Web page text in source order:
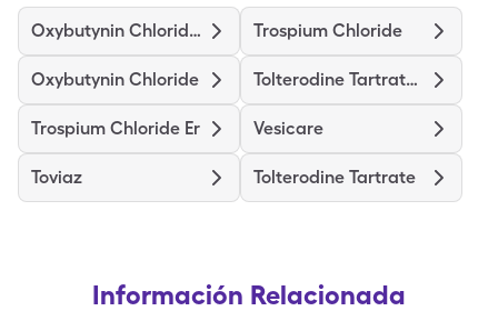
Oxybutynin Chloride Er Trospium Chloride
Oxybutynin Chloride Tolterodine Tartrate Er
Trospium Chloride Er Vesicare
Toviaz Tolterodine Tartrate
Información Relacionada